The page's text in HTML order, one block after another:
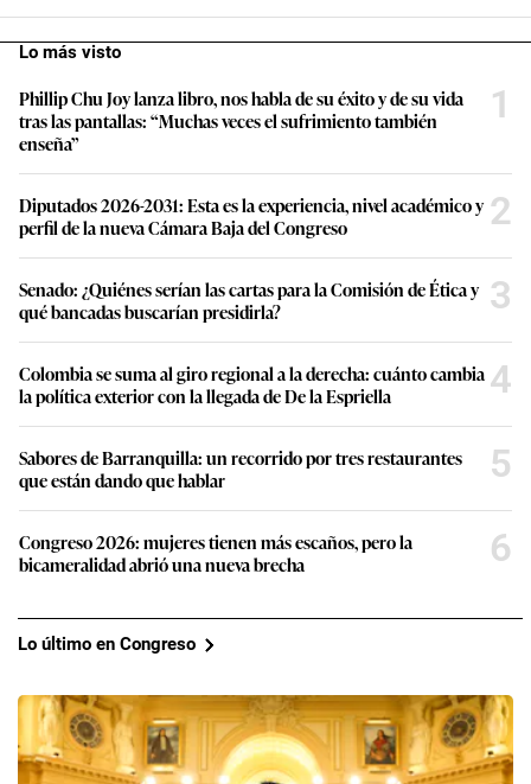
Lo más visto
Phillip Chu Joy lanza libro, nos habla de su éxito y de su vida
tras las pantallas: “Muchas veces el sufrimiento también
enseña”
1
Diputados 2026-2031: Esta es la experiencia, nivel académico y
perfil de la nueva Cámara Baja del Congreso
2
Senado: ¿Quiénes serían las cartas para la Comisión de Ética y
qué bancadas buscarían presidirla?
3
Colombia se suma al giro regional a la derecha: cuánto cambia
la política exterior con la llegada de De la Espriella
4
Sabores de Barranquilla: un recorrido por tres restaurantes
que están dando que hablar
5
Congreso 2026: mujeres tienen más escaños, pero la
bicameralidad abrió una nueva brecha
6
Lo último en Congreso